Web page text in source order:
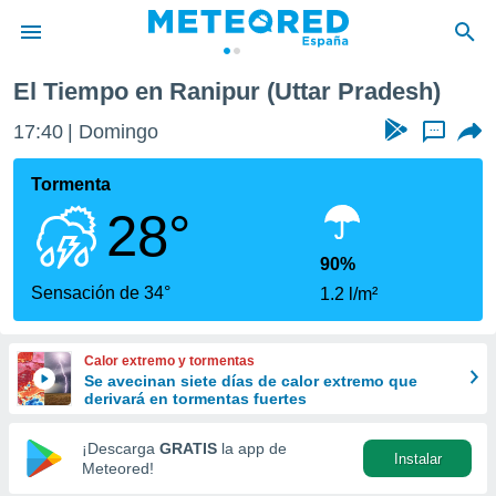
de
por
se
calidad.
a este
las
y
forma
digital
basada
El Tiempo en Ranipur (Uttar Pradesh)
17:40 Domingo ...
Tormenta
28°
Sensación de 34°
90%
1.2 l/m²
Calor extremo y tormentas
Se avecinan siete días de calor extremo que
derivará en tormentas fuertes
¡Descarga GRATIS la app de
Meteored!
Instalar